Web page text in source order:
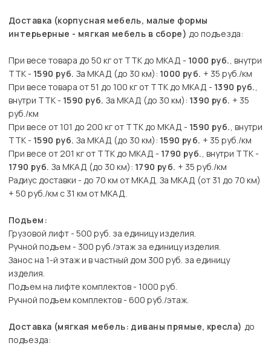
Доставка (корпусная мебель, малые формы
интерьерные - мягкая мебель в сборе) до подъезда:
При весе товара до 50 кг от ТТК до МКАД - 1000 руб., внутри
ТТК - 1590 руб. За МКАД (до 30 км): 1000 руб. + 35 руб./км
При весе товара от 51 до 100 кг от ТТК до МКАД - 1390 руб.,
внутри ТТК - 1590 руб. За МКАД (до 30 км): 1390 руб. + 35
руб./км
При весе от 101 до 200 кг от ТТК до МКАД - 1590 руб., внутри
ТТК - 1590 руб. За МКАД (до 30 км): 1590 руб. + 35 руб./км
При весе от 201 кг от ТТК до МКАД - 1790 руб., внутри ТТК -
1790 руб. За МКАД (до 30 км): 1790 руб. + 35 руб./км
Радиус доставки - до 70 км от МКАД. За МКАД (от 31 до 70 км)
+ 50 руб./км с 31 км от МКАД.
Подъем:
Грузовой лифт - 500 руб. за единицу изделия.
Ручной подъем - 300 руб./этаж за единицу изделия.
Занос на 1-й этаж и в частный дом 300 руб. за единицу
изделия.
Подъем на лифте комплектов - 1000 руб.
Ручной подъем комплектов - 600 руб./этаж.
Доставка (мягкая мебель: диваны прямые, кресла) до
подъезда: